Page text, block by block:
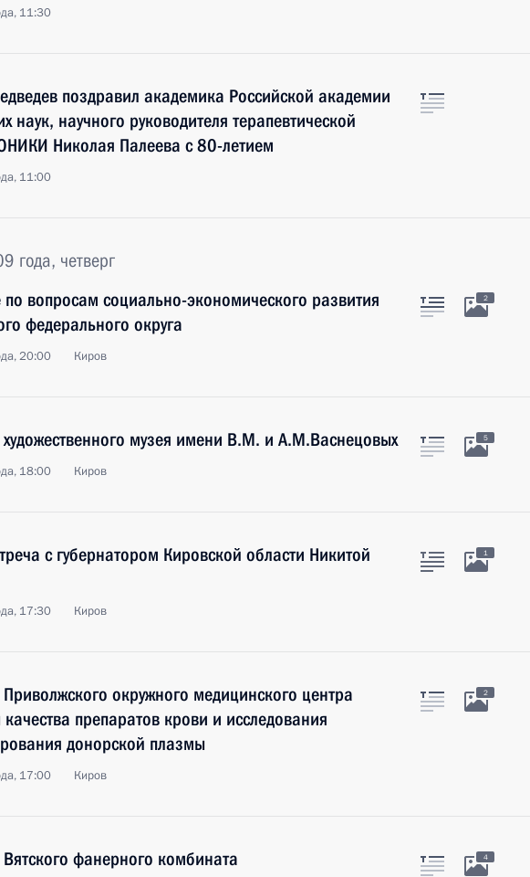
11:30
поздравил академика Российской академии
наук, научного руководителя терапевтической
Николая Палеева с 80-летием
11:00
года, четверг
вопросам социально-экономического развития
федерального округа
20:00 Киров
2
музея имени В.М. и А.М.Васнецовых
18:00 Киров
5
с губернатором Кировской области Никитой
17:30 Киров
1
окружного медицинского центра
препаратов крови и исследования
донорской плазмы
17:00 Киров
2
фанерного комбината 4